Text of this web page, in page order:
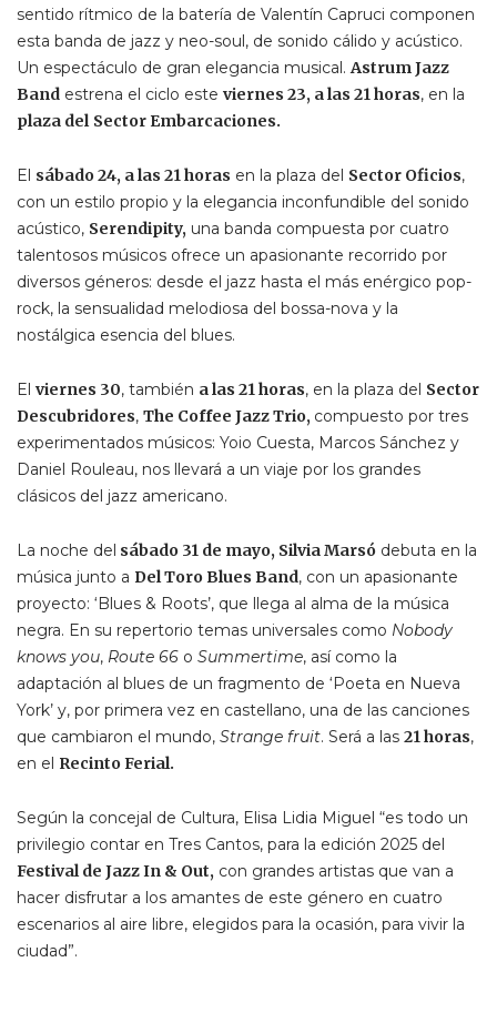
sentido rítmico de la batería de Valentín Capruci componen
esta banda de jazz y neo-soul, de sonido cálido y acústico.
Un espectáculo de gran elegancia musical.Astrum Jazz
Band estrena el ciclo este viernes 23, a las 21 horas, en la
plaza del Sector Embarcaciones.
El sábado 24, a las 21 horas en la plaza del Sector Oficios,
con un estilo propio y la elegancia inconfundible del sonido
acústico, Serendipity, una banda compuesta por cuatro
talentosos músicos ofrece un apasionante recorrido por
diversos géneros: desde el jazz hasta el más enérgico pop-
rock, la sensualidad melodiosa del bossa-nova y la
nostálgica esencia del blues.
El viernes 30, también a las 21 horas, en la plaza del Sector
Descubridores, The Coffee Jazz Trio, compuesto por tres
experimentados músicos: Yoio Cuesta, Marcos Sánchez y
Daniel Rouleau, nos llevará a un viaje por los grandes
clásicos del jazz americano.
La noche del sábado 31 de mayo, Silvia Marsó debuta en la
música junto a Del Toro Blues Band, con un apasionante
proyecto: ‘Blues & Roots’, que llega al alma de la música
negra. En su repertorio temas universales como Nobody
knows you, Route 66 o Summertime, así como la
adaptación al blues de un fragmento de ‘Poeta en Nueva
York’ y, por primera vez en castellano, una de las canciones
que cambiaron el mundo, Strange fruit. Será a las 21 horas,
en el Recinto Ferial.
Según la concejal de Cultura, Elisa Lidia Miguel “es todo un
privilegio contar en Tres Cantos, para la edición 2025 del
Festival de JazzIn & Out, con grandes artistas que van a
hacer disfrutar a los amantes de este género en cuatro
escenarios al aire libre, elegidos para la ocasión, para vivir la
ciudad”.